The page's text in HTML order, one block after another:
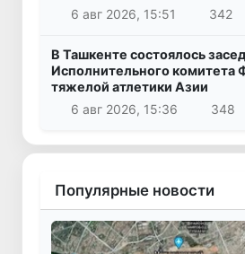
6 авг 2026, 15:51
342
В Ташкенте состоялось
Исполнительного комитета
тяжелой атлетики Азии
6 авг 2026, 15:36
348
Популярные новости